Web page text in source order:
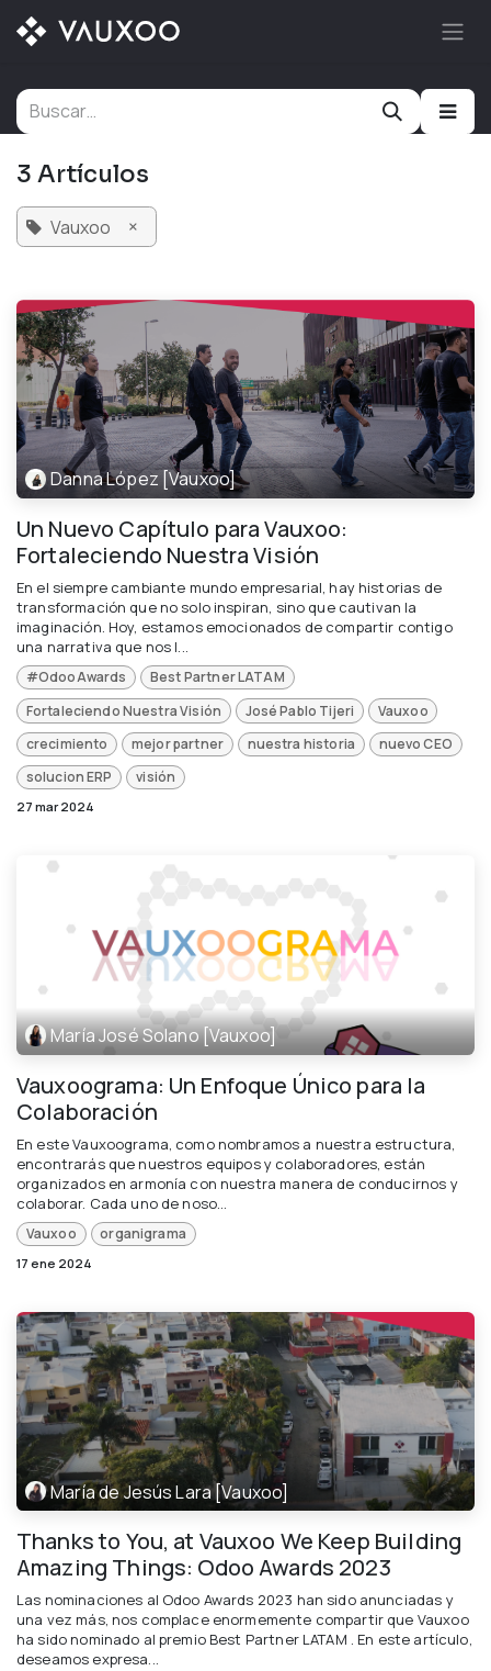
Ir al contenido
3 Artículos
Vauxoo ×
Danna López [Vauxoo]
Un Nuevo Capítulo para Vauxoo:
Fortaleciendo Nuestra Visión
En el siempre cambiante mundo empresarial, hay historias de
transformación que no solo inspiran, sino que cautivan la
imaginación. Hoy, estamos emocionados de compartir contigo
una narrativa que nos l...
#OdooAwards
Best Partner LATAM
Fortaleciendo Nuestra Visión
José Pablo Tijeri
Vauxoo
crecimiento
mejor partner nuestra historia
nuevo CEO
solucion ERP
visión
27 mar 2024
María José Solano [Vauxoo]
Vauxoograma: Un Enfoque Único para la
Colaboración
En este Vauxoograma, como nombramos a nuestra estructura,
encontrarás que nuestros equipos y colaboradores, están
organizados en armonía con nuestra manera de conducirnos y
colaborar. Cada uno de noso...
Vauxoo organigrama
17 ene 2024
María de Jesús Lara [Vauxoo]
Thanks to You, at Vauxoo We Keep Building
Amazing Things: Odoo Awards 2023
Las nominaciones al Odoo Awards 2023 han sido anunciadas y
una vez más, nos complace enormemente compartir que Vauxoo
ha sido nominado al premio Best Partner LATAM . En este artículo,
deseamos expresa...